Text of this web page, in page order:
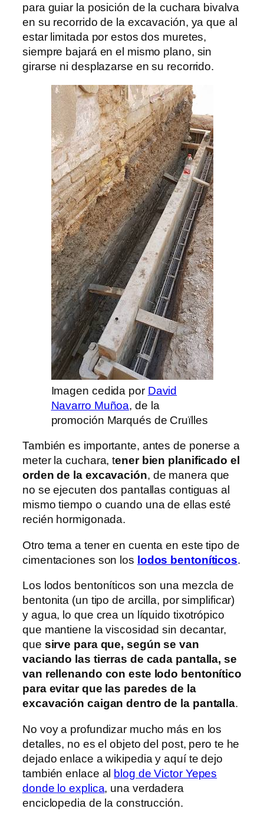
para guiar la posición de la cuchara bivalva
en su recorrido de la excavación, ya que al
estar limitada por estos dos muretes,
siempre bajará en el mismo plano, sin
girarse ni desplazarse en su recorrido.
Imagen cedida por David
Navarro Muñoa, de la
promoción Marqués de Cruïlles
También es importante, antes de ponerse a
meter la cuchara, tener bien planificado el
orden de la excavación, de manera que
no se ejecuten dos pantallas contiguas al
mismo tiempo o cuando una de ellas esté
recién hormigonada.
Otro tema a tener en cuenta en este tipo de
cimentaciones son los lodos bentoníticos.
Los lodos bentoníticos son una mezcla de
bentonita (un tipo de arcilla, por simplificar)
y agua, lo que crea un líquido tixotrópico
que mantiene la viscosidad sin decantar,
que sirve para que, según se van
vaciando las tierras de cada pantalla, se
van rellenando con este lodo bentonítico
para evitar que las paredes de la
excavación caigan dentro de la pantalla.
No voy a profundizar mucho más en los
detalles, no es el objeto del post, pero te he
dejado enlace a wikipedia y aquí te dejo
también enlace al blog de Victor Yepes
donde lo explica, una verdadera
enciclopedia de la construcción.